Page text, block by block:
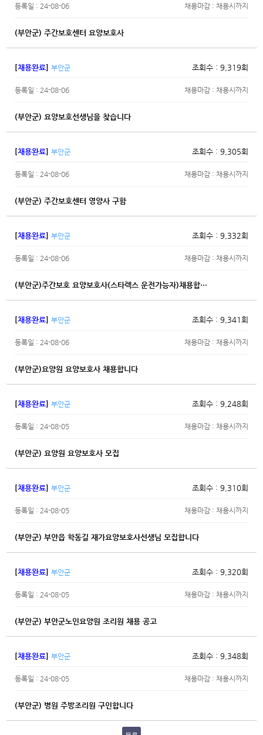
등록일 : 24-08-06 채용마감 : 채용시까지
(부안군) 주간보호센터 요양보호사
[채용완료] 부안군 조회수 : 9,319회
등록일 : 24-08-06 채용마감 : 채용시까지
(부안군) 요양보호선생님을 찾습니다
[채용완료] 부안군 조회수 : 9,305회
등록일 : 24-08-06 채용마감 : 채용시까지
(부안군) 주간보호센터 영양사 구함
[채용완료] 부안군 조회수 : 9,332회
등록일 : 24-08-06 채용마감 : 채용시까지
(부안군)주간보호 요양보호사(스타렉스 운전가능자)채용합…
[채용완료] 부안군 조회수 : 9,341회
등록일 : 24-08-06 채용마감 : 채용시까지
(부안군)요양원 요양보호사 채용합니다
[채용완료] 부안군 조회수 : 9,248회
등록일 : 24-08-05 채용마감 : 채용시까지
(부안군) 요양원 요양보호사 모집
[채용완료] 부안군 조회수 : 9,310회
등록일 : 24-08-05 채용마감 : 채용시까지
(부안군) 부안읍 학동길 재가요양보호사선생님 모집합니다
[채용완료] 부안군 조회수 : 9,320회
등록일 : 24-08-05 채용마감 : 채용시까지
(부안군) 부안군노인요양원 조리원 채용 공고
[채용완료] 부안군 조회수 : 9,348회
등록일 : 24-08-05 채용마감 : 채용시까지
(부안군) 병원 주방조리원 구인합니다